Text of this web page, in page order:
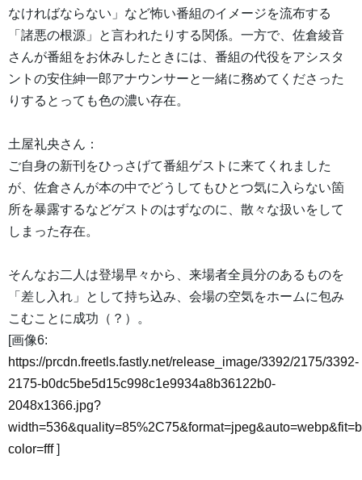
なければならない」など怖い番組のイメージを流布する
「諸悪の根源」と言われたりする関係。一方で、佐倉綾音
さんが番組をお休みしたときには、番組の代役をアシスタ
ントの安住紳一郎アナウンサーと一緒に務めてくださった
りするとっても色の濃い存在。
土屋礼央さん：
ご自身の新刊をひっさげて番組ゲストに来てくれました
が、佐倉さんが本の中でどうしてもひとつ気に入らない箇
所を暴露するなどゲストのはずなのに、散々な扱いをして
しまった存在。
そんなお二人は登場早々から、来場者全員分のあるものを
「差し入れ」として持ち込み、会場の空気をホームに包み
こむことに成功（？）。
[画像6:
https://prcdn.freetls.fastly.net/release_image/3392/2175/3392-
2175-b0dc5be5d15c998c1e9934a8b36122b0-
2048x1366.jpg?
color=fff]